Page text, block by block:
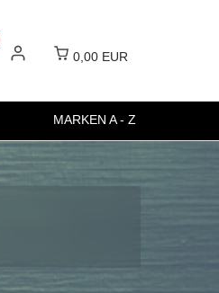
0,00 EUR
MARKEN A - Z